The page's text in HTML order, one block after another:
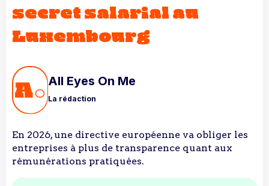
secret salarial au
Luxembourg
All Eyes On Me
La rédaction
En 2026, une directive européenne va obliger les
entreprises à plus de transparence quant aux
rémunérations pratiquées. ‍